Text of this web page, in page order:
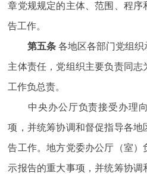
章党规规定的主体、范围、程序
告工作。
第五条各地区各部门党组织
主体责任，党组织主要负责同
工作负总责。
中央办公厅负责接受办理向
项，并统筹协调和督促指导各地
告工作。地方党委办公厅（室
示报告的重大事项，并统筹协调